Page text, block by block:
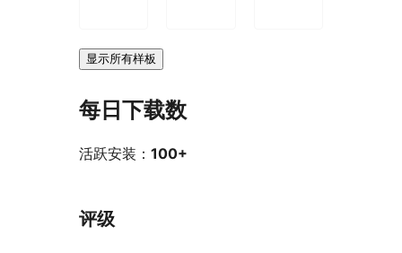
显示所有样板
每日下载数
活跃安装： 100+
评级